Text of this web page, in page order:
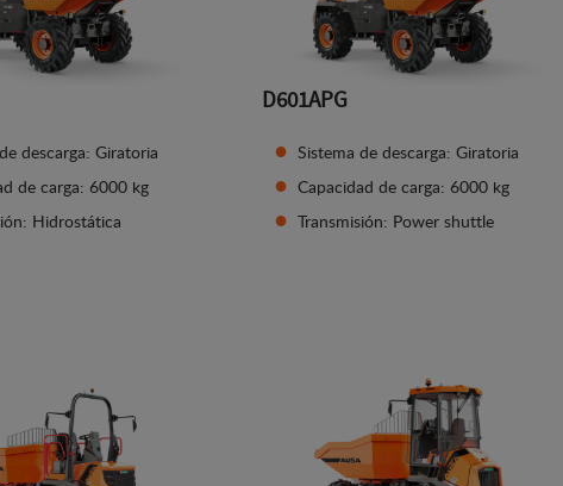
descarga: Giratoria
de carga: 6000 kg
Hidrostática
D601APG
Sistema de descarga: Giratoria
Capacidad de carga: 6000 kg
Transmisión: Power shuttle